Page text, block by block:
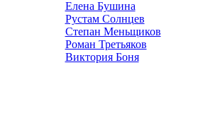
Елена Бушина
Рустам Солнцев
Степан Меньщиков
Роман Третьяков
Виктория Боня